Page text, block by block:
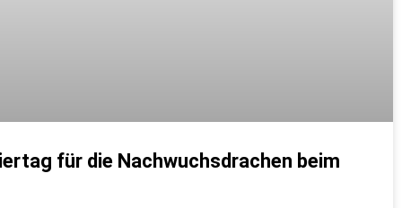
für die Nachwuchsdrachen beim